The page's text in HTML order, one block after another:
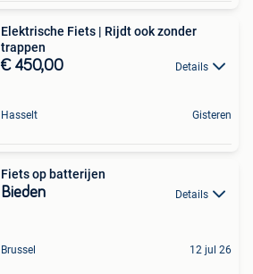
Elektrische Fiets | Rijdt ook zonder
trappen
€ 450,00 Details
Hasselt Gisteren
Fiets op batterijen
Bieden Details
Brussel 12 jul 26